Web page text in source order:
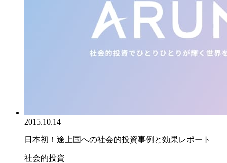
2015.10.14
日本初！途上国への社会的投資事例と効果レポート
社会的投資